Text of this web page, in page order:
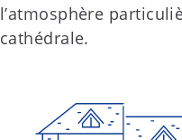
l’atmosphère
cathédrale.